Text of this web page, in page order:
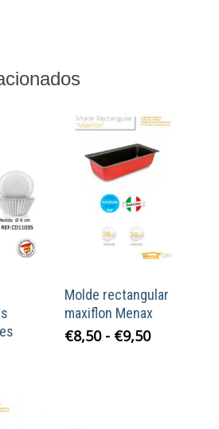
Molde rectangular
maxiflon Menax
€8,50 - €9,50Rango